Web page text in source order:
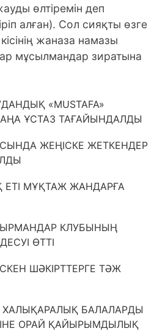
өлтiремiн деп
алған). Сол сияқты өзге
жаназа намазы
мұсылмандар зиратына
«MUSTAFA»
ҰСТАЗ ТАҒАЙЫНДАЛДЫ
ЖЕҢІСКЕ ЖЕТКЕНДЕР
ЕТІ МҰҚТАЖ ЖАНДАРҒА
КЛУБЫНЫҢ
ӨТТІ
ШӘКІРТТЕРГЕ ТӘЖ
ХАЛЫҚАРАЛЫҚ БАЛАЛАРДЫ
ОРАЙ ҚАЙЫРЫМДЫЛЫҚ